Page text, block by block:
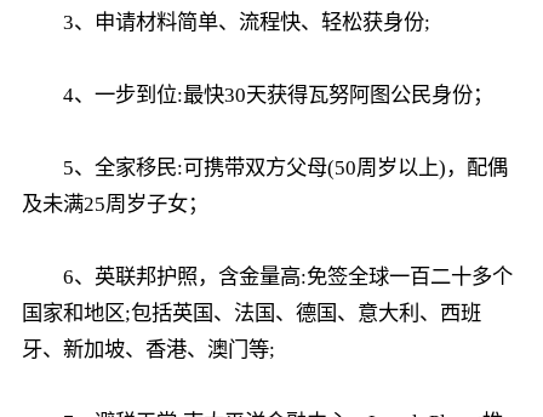
3、申请材料简单、流程快、轻松获身份;
4、一步到位:最快30天获得瓦努阿图公民身份；
5、全家移民:可携带双方父母(50周岁以上)，配偶
及未满25周岁子女；
6、英联邦护照，含金量高:免签全球一百二十多个
国家和地区;包括英国、法国、德国、意大利、西班
牙、新加坡、香港、澳门等;